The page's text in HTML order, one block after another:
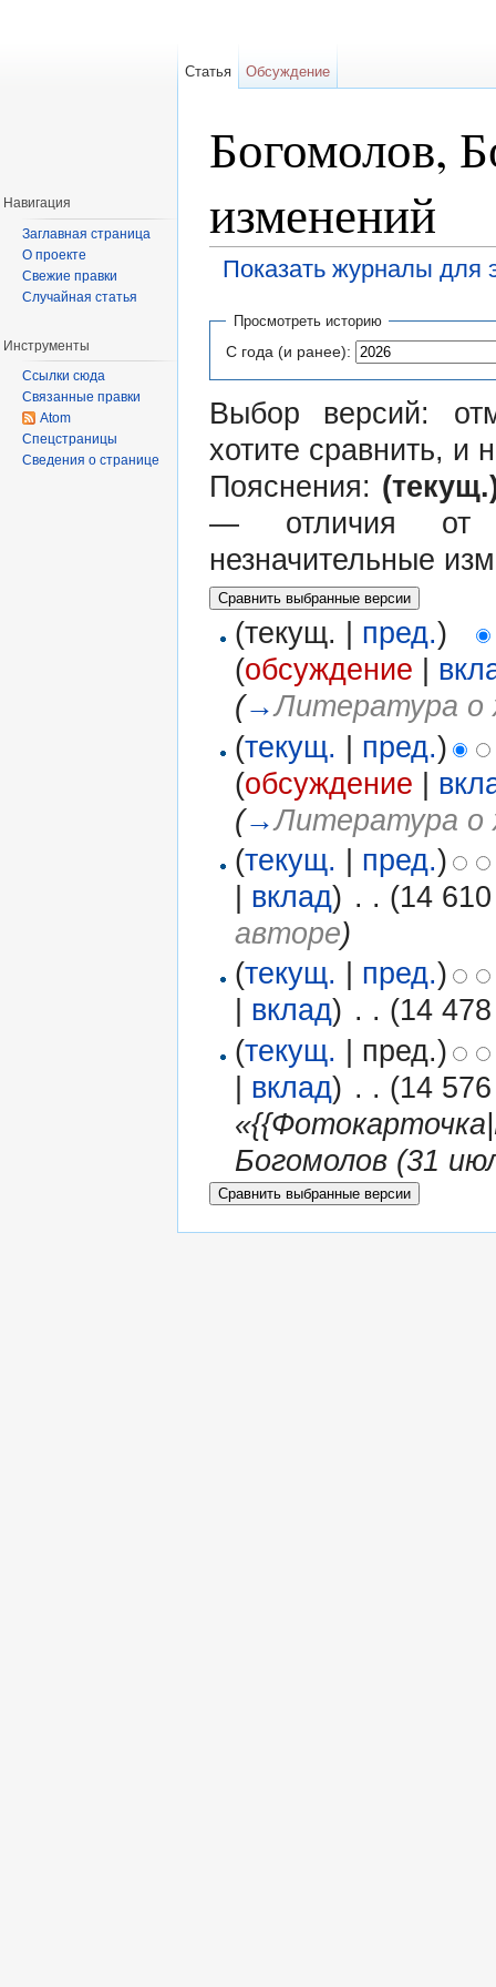
Богомолов,
изменений
Показать журналы для
Просмотреть историю
С года (и ранее):
Выбор версий:
хотите сравнить, и
Пояснения:
— отличия от
незначительные
(текущ. | пред.)
(обсуждение
(→Литература о
(текущ. пред.)
(обсуждение
(→Литература о
(текущ. пред.)
вклад) . . (14
авторе)
(текущ. пред.)
вклад) . . (14
(текущ.
| пред.)
вклад) . . (14
Богомолов (31
Статья Обсуждение
Навигация
Заглавная страница
О проекте
Свежие правки
Случайная статья
Инструменты
Ссылки сюда
Связанные правки
Atom
Спецстраницы
Сведения о странице